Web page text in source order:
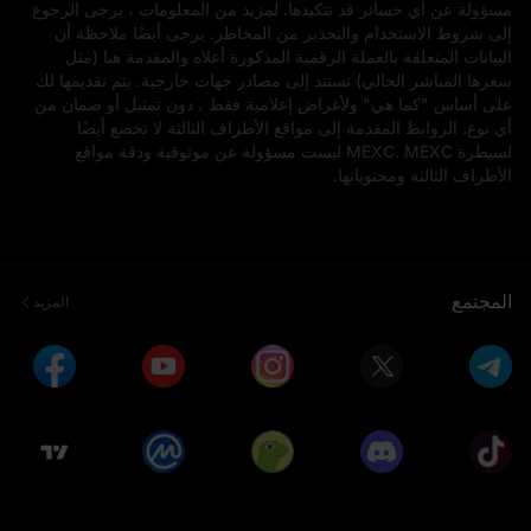
مسؤولة عن أي خسائر قد تتكبدها. لمزيد من المعلومات ، يرجى الرجوع
إلى شروط الاستخدام والتحذير من المخاطر. يرجى أيضًا ملاحظة أن
البيانات المتعلقة بالعملة الرقمية المذكورة أعلاه والمقدمة هنا (مثل
سعرها المباشر الحالي) تستند إلى مصادر جهات خارجية. يتم تقديمها لك
على أساس "كما هي" ولأغراض إعلامية فقط ، دون تمثيل أو ضمان من
أي نوع. الروابط المقدمة إلى مواقع الأطراف الثالثة لا تخضع أيضًا
لسيطرة MEXC. MEXC ليست مسؤولة عن موثوقية ودقة مواقع
الأطراف الثالثة ومحتوياتها.
المجتمع المزيد